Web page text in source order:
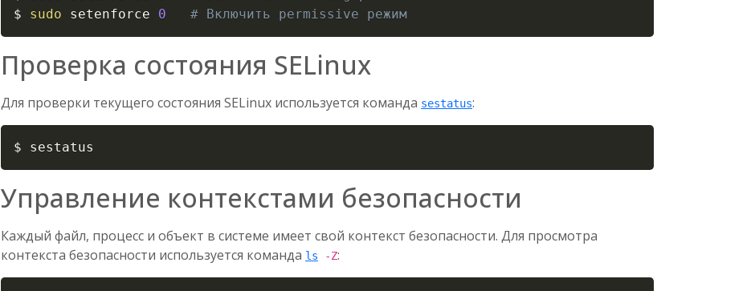
$ sudo setenforce 0 # Включить permissive режим
Проверка состояния SELinux
Для проверки текущего состояния SELinux используется команда sestatus:
$ sestatus
Управление контекстами безопасности
Каждый файл, процесс и объект в системе имеет свой контекст безопасности. Для просмотра
контекста безопасности используется команда ls -Z: